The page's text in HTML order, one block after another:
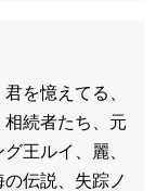
を憶えてる、
続者たち、元
王ルイ、麗、
伝説、失踪ノ